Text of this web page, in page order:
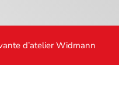
d’atelier Widmann